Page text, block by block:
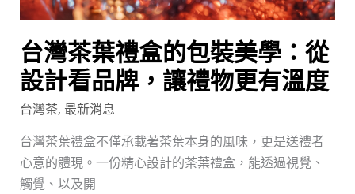
台灣茶葉禮盒的包裝美學：從
設計看品牌，讓禮物更有溫度
台灣茶, 最新消息
台灣茶葉禮盒不僅承載著茶葉本身的風味，更是送禮者
心意的體現。一份精心設計的茶葉禮盒，能透過視覺、
觸覺、以及開
美
從
設
計
看
品
牌，
讓